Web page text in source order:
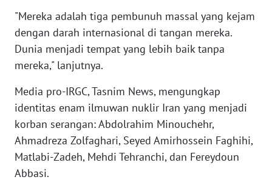
"Mereka adalah tiga pembunuh massal yang kejam
dengan darah internasional di tangan mereka.
Dunia menjadi tempat yang lebih baik tanpa
mereka," lanjutnya.
Media pro-IRGC, Tasnim News, mengungkap
identitas enam ilmuwan nuklir Iran yang menjadi
korban serangan: Abdolrahim Minouchehr,
Ahmadreza Zolfaghari, Seyed Amirhossein Faghihi,
Matlabi-Zadeh, Mehdi Tehranchi, dan Fereydoun
Abbasi.
JAKARTA
WN
JABAR
WN
BANTEN
WN
NTT